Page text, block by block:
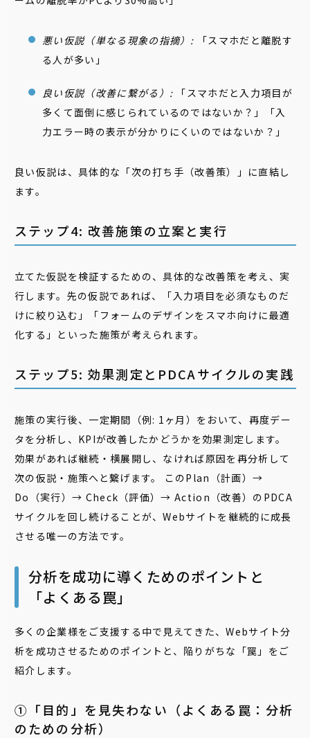
悪い仮説（単なる現象の指摘）: 「スマホだと離脱す
る人が多い」
良い仮説（改善に繋がる）: 「スマホだと入力項目が
多くて面倒に感じられているのではないか？」「入
力エラー時の表示が分かりにくいのではないか？」
良い仮説は、具体的な「次の打ち手（改善策）」に直結し
ます。
ステップ4: 改善施策の立案と実行
立てた仮説を検証するための、具体的な改善策を考え、実
行します。先の仮説であれば、「入力項目を必須なものだ
けに絞り込む」「フォームのデザインをスマホ向けに最適
化する」といった施策が考えられます。
ステップ5: 効果測定とPDCAサイクルの実践
施策の実行後、一定期間（例: 1ヶ月）をおいて、再度デー
タを分析し、KPIが改善したかどうかを効果測定します。
効果があれば継続・横展開し、なければ原因を再分析して
次の仮説・施策へと繋げます。 このPlan（計画）→
Do（実行）→ Check（評価）→ Action（改善）のPDCA
サイクルを回し続けることが、Webサイトを継続的に成長
させる唯一の方法です。
分析を成功に導くためのポイントと
「よくある罠」
多くの企業様をご支援する中で見えてきた、Webサイト分
析を成功させるためのポイントと、陥りがちな「罠」をご
紹介します。
①「目的」を見失わない（よくある罠：分析
のための分析）